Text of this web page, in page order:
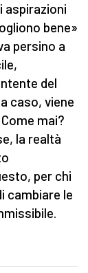
bene»
persino a
del
caso, viene
mai?
la realtà
per chi
cambiare le